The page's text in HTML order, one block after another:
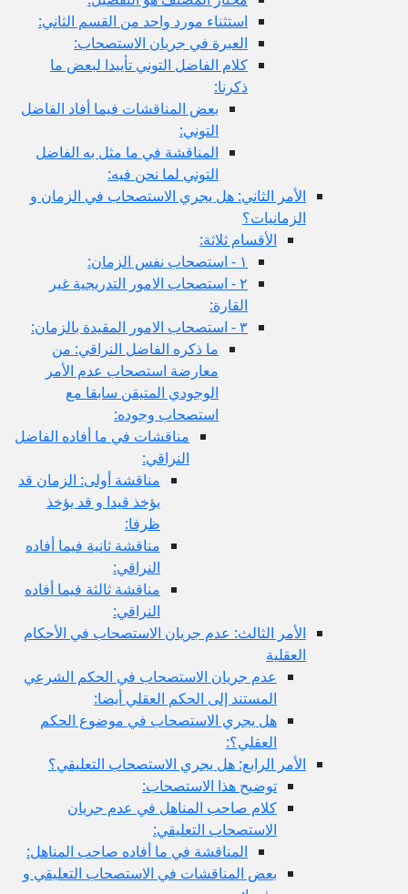
استثناء مورد واحد من القسم الثاني:
العبرة في جريان الاستصحاب:
كلام الفاضل التوني تأييدا لبعض ما
ذكرنا:
بعض المناقشات فيما أفاد الفاضل
التوني:
المناقشة في ما مثل به الفاضل
التوني لما نحن فيه:
الأمر الثاني: هل يجري الاستصحاب في الزمان و
الزمانيات؟
الأقسام ثلاثة:
١ - استصحاب نفس الزمان:
٢ - استصحاب الامور التدريجية غير
القارة:
٣ - استصحاب الامور المقيدة بالزمان:
ما ذكره الفاضل النراقي: من
معارضة استصحاب عدم الأمر
الوجودي المتيقن سابقا مع
استصحاب وجوده:
مناقشات في ما أفاده الفاضل
النراقي:
مناقشة أولى: الزمان قد
يؤخذ قيدا و قد يؤخذ
ظرفا:
مناقشة ثانية فيما أفاده
النراقي:
مناقشة ثالثة فيما أفاده
النراقي:
الأمر الثالث: عدم جريان الاستصحاب في الأحكام
العقلية
عدم جريان الاستصحاب في الحكم الشرعي
المستند إلى الحكم العقلي أيضا:
هل يجري الاستصحاب في موضوع الحكم
العقلي؟:
الأمر الرابع: هل يجري الاستصحاب التعليقي؟
توضيح هذا الاستصحاب:
كلام صاحب المناهل في عدم جريان
الاستصحاب التعليقي:
المناقشة في ما أفاده صاحب المناهل:
بعض المناقشات في الاستصحاب التعليقي و